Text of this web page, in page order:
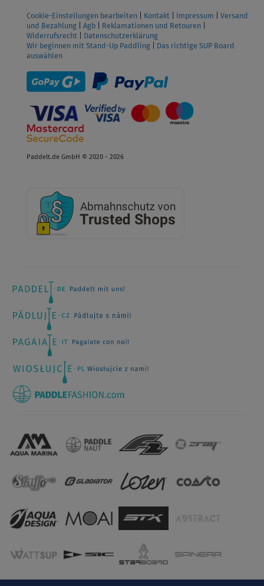
Cookie-Einstellungen bearbeiten Kontakt Impressum
Versand
und Bezahlung
Agb Reklamationen und Retouren
Widerrufsrecht
Datenschutzerklärung
Wir beginnen mit Stand-Up Paddling
Das richtige SUP Board
auswählen
Paddelt.de GmbH © 2020 - 2026